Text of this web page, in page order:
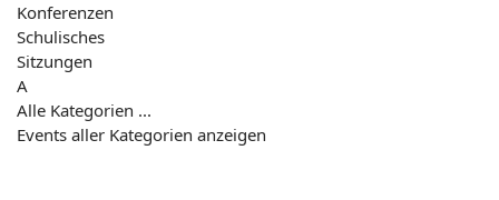
Konferenzen
Schulisches
Sitzungen
A
Alle Kategorien ...
Events aller Kategorien anzeigen